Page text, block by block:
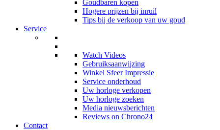
Goudbaren kopen
Hogere prijzen bij inruil
Tips bij de verkoop van uw goud
Service
Watch Videos
Gebruiksaanwijzing
Winkel Sfeer Impressie
Service onderhoud
Uw horloge verkopen
Uw horloge zoeken
Media nieuwsberichten
Reviews on Chrono24
Contact